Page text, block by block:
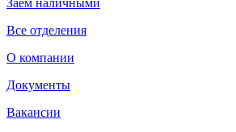
Заём наличными
Все отделения
О компании
Документы
Вакансии